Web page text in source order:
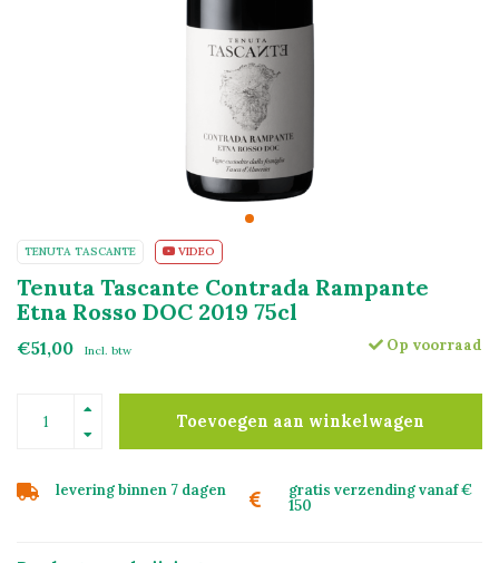
TENUTA TASCANTE VIDEO
Tenuta Tascante Contrada Rampante
Etna Rosso DOC 2019 75cl
€51,00 Incl. btw Op voorraad
Toevoegen aan winkelwagen
levering binnen 7 dagen
gratis verzending vanaf €
150